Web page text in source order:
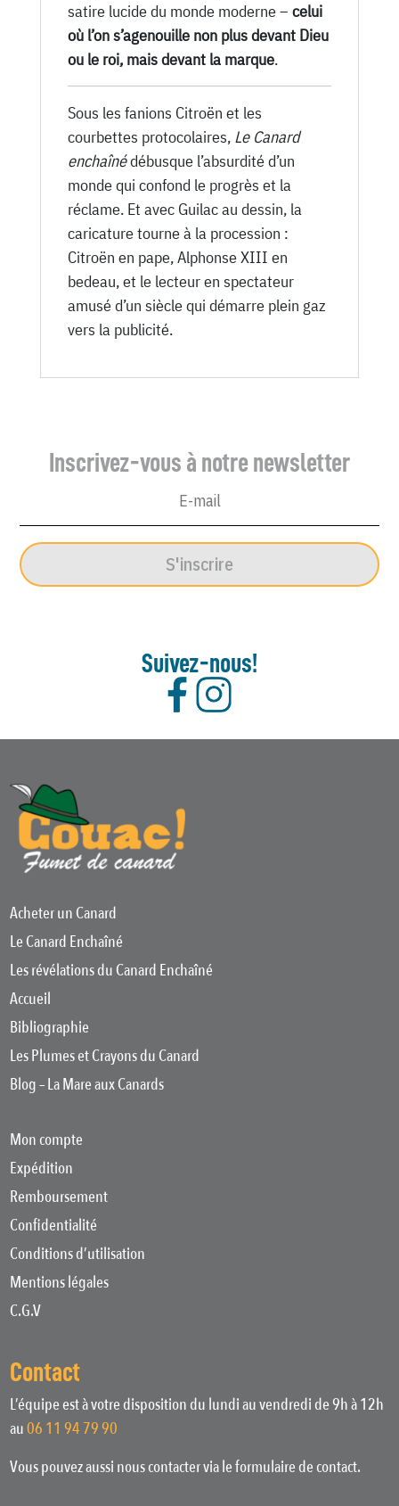
satire lucide du monde moderne – celui
où l’on s’agenouille non plus devant Dieu
ou le roi, mais devant la marque.
Sous les fanions Citroën et les
courbettes protocolaires, Le Canard
enchaînédébusque l’absurdité d’un
monde qui confond le progrès et la
réclame. Et avec Guilac au dessin, la
caricature tourne à la procession :
Citroën en pape, Alphonse XIII en
bedeau, et le lecteur en spectateur
amusé d’un siècle qui démarre plein gaz
vers la publicité.
Inscrivez-vous à notre newsletter
S'inscrire
Suivez-nous!
Acheter un Canard
Le Canard Enchaîné
Les révélations du Canard Enchaîné
Accueil
Bibliographie
Les Plumes et Crayons du Canard
Blog – La Mare aux Canards
Mon compte
Expédition
Remboursement
Confidentialité
Conditions d’utilisation
Mentions légales
C.G.V
Contact
L’équipe est à votre disposition du lundi au vendredi de 9h à 12h
au06 11 94 79 90
Vous pouvez aussi nous contacter via le formulaire de contact.